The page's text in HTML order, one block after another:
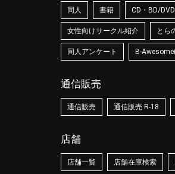
同人 書籍 CD・BD/DVD
女性向けサークル紹介 とら
同人アンケート B-
通信販売
通信販売 通信販売 R-18
店舗
店舗一覧 店舗在庫検索